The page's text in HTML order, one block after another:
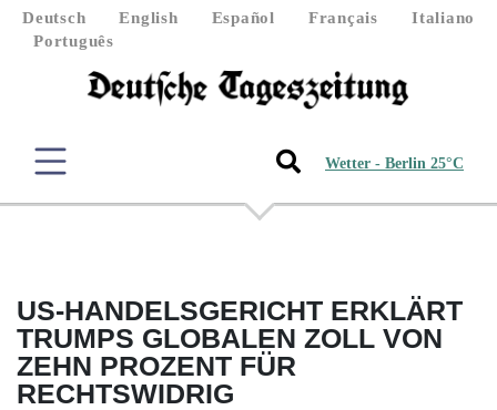
Deutsch English Español Français
Italiano
Português
Wetter - Berlin 25°C
US-HANDELSGERICHT ERKLÄRT
TRUMPS GLOBALEN ZOLL VON
ZEHN PROZENT FÜR
RECHTSWIDRIG